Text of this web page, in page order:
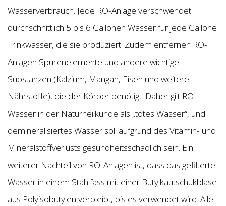
Wasserverbrauch. Jede RO-Anlage verschwendet
durchschnittlich 5 bis 6 Gallonen Wasser für jede Gallone
Trinkwasser, die sie produziert. Zudem entfernen RO-
Anlagen Spurenelemente und andere wichtige
Substanzen (Kalzium, Mangan, Eisen und weitere
Nährstoffe), die der Körper benötigt. Daher gilt RO-
Wasser in der Naturheilkunde als „totes Wasser“, und
demineralisiertes Wasser soll aufgrund des Vitamin- und
Mineralstoffverlusts gesundheitsschädlich sein. Ein
weiterer Nachteil von RO-Anlagen ist, dass das gefilterte
Wasser in einem Stahlfass mit einer Butylkautschukblase
aus Polyisobutylen verbleibt, bis es verwendet wird. Alle